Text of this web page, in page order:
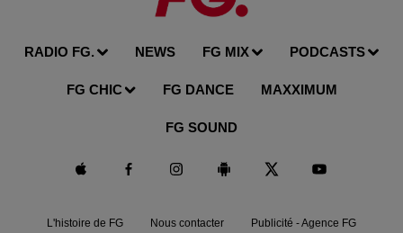
RADIO FG. NEWS FG MIX PODCASTS
FG CHIC FG DANCE MAXXIMUM
FG SOUND
L'histoire de FG Nous contacter Publicité - Agence FG